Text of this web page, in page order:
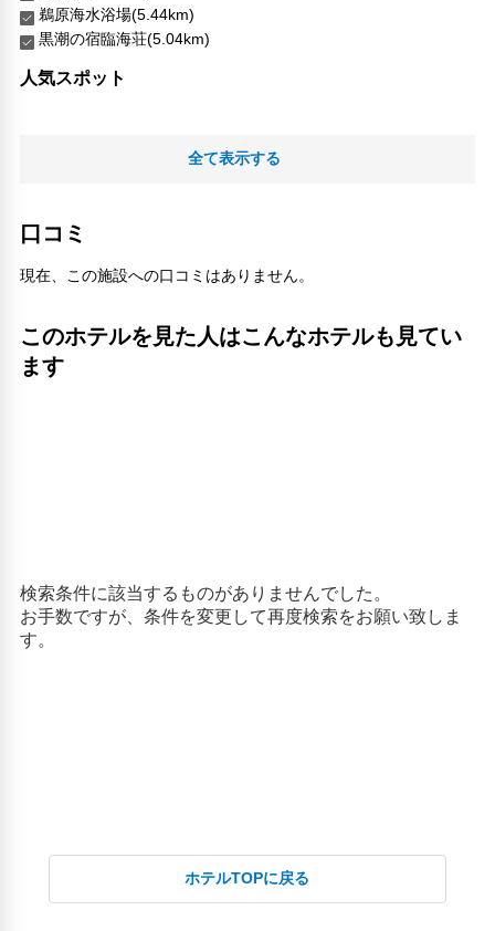
鵜原海水浴場(5.44km)
黒潮の宿臨海荘(5.04km)
人気スポット
全て表示する
口コミ
現在、この施設への口コミはありません。
このホテルを見た人はこんなホテルも見てい
ます
ホテルTOPに戻る